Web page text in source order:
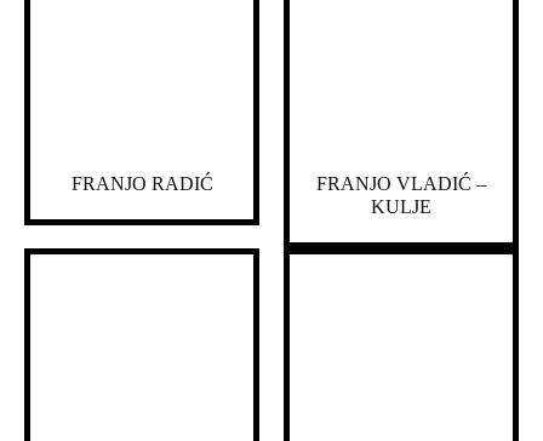
FRANJO RADIĆ
FRANJO VLADIĆ –
KULJE